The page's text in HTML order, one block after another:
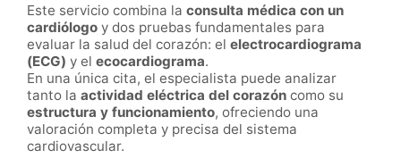
Este servicio combina la consulta médica con un
cardiólogo y dos pruebas fundamentales para
evaluar la salud del corazón: el electrocardiograma
(ECG) y el ecocardiograma.
En una única cita, el especialista puede analizar
tanto la actividad eléctrica del corazón como su
estructura y funcionamiento, ofreciendo una
valoración completa y precisa del sistema
cardiovascular.